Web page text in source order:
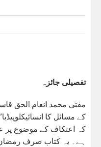
تفصیلی جائزہ
مفتی محمد انعام الحق
کے مسائل کا
کہ اعتکاف کے موضوع پر
ہے۔ یہ کتاب صرف